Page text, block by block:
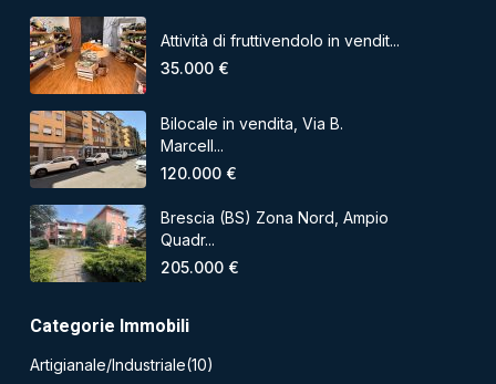
Attività di fruttivendolo in vendit...
35.000 €
Bilocale in vendita, Via B.
Marcell...
120.000 €
Brescia (BS) Zona Nord, Ampio
Quadr...
205.000 €
Categorie Immobili
Artigianale/Industriale(10)